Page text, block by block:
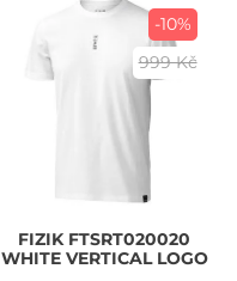
-10%
999 Kč
FIZIKFTSRT020020
WHITE VERTICAL LOGO